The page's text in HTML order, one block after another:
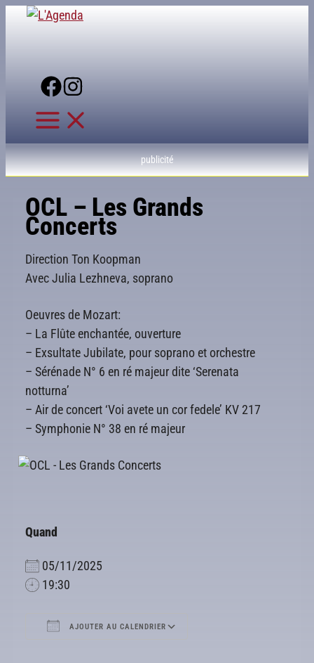
Aller
publicité
OCL – Les Grands
Concerts
Direction Ton Koopman
Avec Julia Lezhneva, soprano
Oeuvres de Mozart:
– La Flûte enchantée, ouverture
– Exsultate Jubilate, pour soprano et orchestre
– Sérénade N° 6 en ré majeur dite ‘Serenata
notturna’
– Air de concert ‘Voi avete un cor fedele’ KV 217
– Symphonie N° 38 en ré majeur
Quand
05/11/2025
19:30
AJOUTER AU CALENDRIER